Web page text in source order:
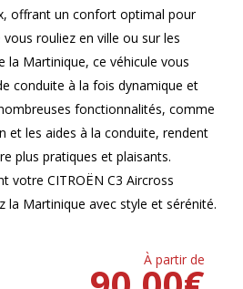
offrant un confort optimal pour
rouliez en ville ou sur les
la Martinique, ce véhicule vous
conduite à la fois dynamique et
fonctionnalités, comme
et les aides à la conduite, rendent
plus pratiques et plaisants.
votre CITROËN C3 Aircross
la Martinique avec style et sérénité.
À partir de